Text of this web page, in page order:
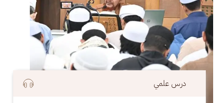
درس علمي